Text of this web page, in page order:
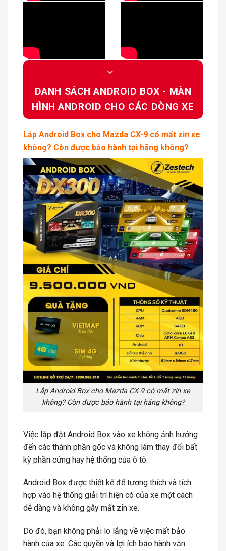
DANH SÁCH ANDROID BOX - MÀN
HÌNH ANDROID CHO CÁC DÒNG XE
Lắp Android Box cho Mazda CX-9 có mất zin xe
không? Còn được bảo hành tại hãng không?
Lắp Android Box cho Mazda CX-9 có mất zin xe
không? Còn được bảo hành tại hãng không?
Việc lắp đặt Android Box vào xe không ảnh hưởng
đến các thành phần gốc và không làm thay đổi bất
kỳ phần cứng hay hệ thống của ô tô.
Android Box được thiết kế để tương thích và tích
hợp vào hệ thống giải trí hiện có của xe một cách
dễ dàng và không gây mất zin xe.
Do đó, bạn không phải lo lắng về việc mất bảo
hành của xe. Các quyền và lợi ích bảo hành vẫn